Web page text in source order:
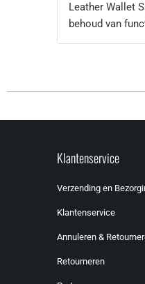
Leather Wallet
behoud van
Klantenservice
Verzending en
Klantenservice
Annuleren &
Retourneren